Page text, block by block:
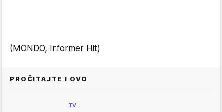
(MONDO, Informer Hit)
PROČITAJTE I OVO
TV